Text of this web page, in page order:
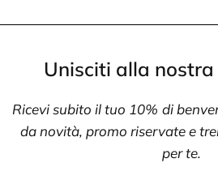
Unisciti alla
Ricevi subito il tuo 10% di
da novità, promo riservate e
per te.